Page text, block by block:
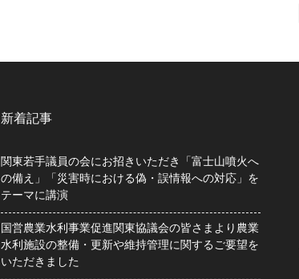
新着記事
関東若手議員の会にお招きいただき「富士山噴火へ
の備え」「災害時における偽・誤情報への対応」を
テーマに講演
国営農業水利事業促進関東協議会の皆さまより農業
水利施設の整備・更新や維持管理に関するご要望を
いただきました